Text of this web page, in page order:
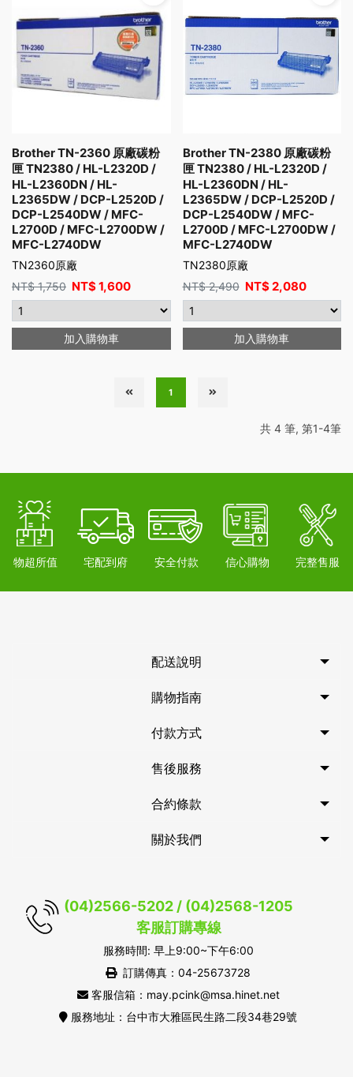
Brother TN-2360 原廠碳粉
匣 TN2380 / HL-L2320D /
HL-L2360DN / HL-
L2365DW / DCP-L2520D /
DCP-L2540DW / MFC-
L2700D / MFC-L2700DW /
MFC-L2740DW
TN2360原廠
NT$1,750 NT$1,600
加入購物車
Brother TN-2380 原廠碳粉
匣 TN2380 / HL-L2320D /
HL-L2360DN / HL-
L2365DW / DCP-L2520D /
DCP-L2540DW / MFC-
L2700D / MFC-L2700DW /
MFC-L2740DW
TN2380原廠
NT$2,490 NT$2,080
加入購物車
1
共 4 筆, 第1-4筆
物超所值 宅配到府 安全付款 信心購物 完整售服
配送說明
購物指南
付款方式
售後服務
合約條款
關於我們
(04)2566-5202 / (04)2568-1205
客服訂購專線
服務時間: 早上9:00~下午6:00
訂購傳真：04-25673728
客服信箱：may.pcink@msa.hinet.net
服務地址：台中市大雅區民生路二段34巷29號